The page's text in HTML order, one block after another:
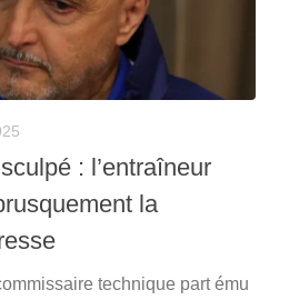
: l’entraîneur
la
technique part ému